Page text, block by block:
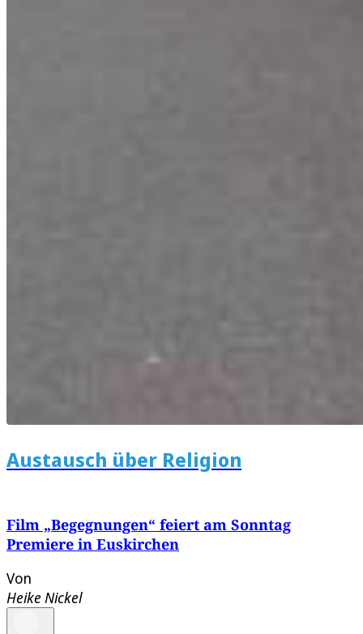
Austausch über Religion
Film „Begegnungen“ feiert am Sonntag
Premiere in Euskirchen
Von
Heike Nickel